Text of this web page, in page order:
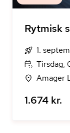
Rytmisk
1.
Tirsdag,
Amager
1.674 kr.